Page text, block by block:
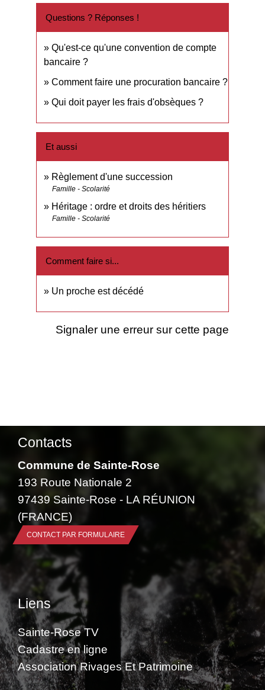
Questions ? Réponses !
Qu'est-ce qu'une convention de compte
bancaire ?
Comment faire une procuration bancaire ?
Qui doit payer les frais d'obsèques ?
Et aussi
Règlement d'une succession
Famille - Scolarité
Héritage : ordre et droits des héritiers
Famille - Scolarité
Comment faire si...
Un proche est décédé
Signaler une erreur sur cette page
Contacts
Commune de Sainte-Rose
193 Route Nationale 2
97439 Sainte-Rose - LA RÉUNION
(FRANCE)
CONTACT PAR FORMULAIRE
Liens
Sainte-Rose TV
Cadastre en ligne
Association Rivages Et Patrimoine